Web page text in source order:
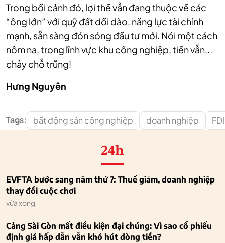
Trong bối cảnh đó, lợi thế vẫn đang thuộc về các
“ông lớn” với quỹ đất dồi dào, năng lực tài chính
mạnh, sẵn sàng đón sóng đầu tư mới. Nói một cách
nôm na, trong lĩnh vực khu công nghiệp, tiền vẫn...
chảy chỗ trũng!
Hưng Nguyên
Tags: bất động sản công nghiệp doanh nghiệp FDI
24h
EVFTA bước sang năm thứ 7: Thuế giảm, doanh nghiệp
thay đổi cuộc chơi
vừa xong
Cảng Sài Gòn mất điều kiện đại chúng: Vì sao cổ phiếu
định giá hấp dẫn vẫn khó hút dòng tiền?